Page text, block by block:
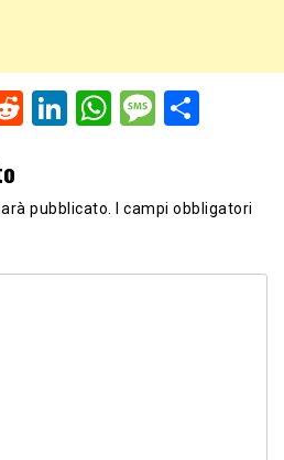
RedditLinkedIn
WhatsApp
pubblicato. I campi obbligatori